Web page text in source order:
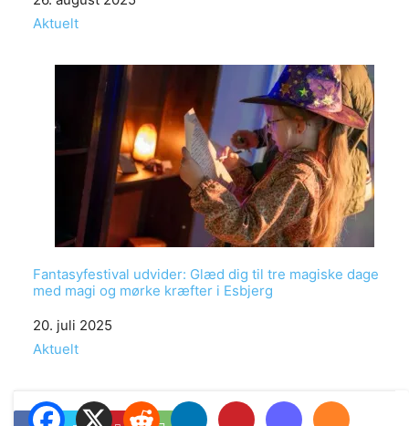
In relation to
Aktuelt
Fantasyfestival udvider: Glæd dig til tre magiske dage
med magi og mørke kræfter i Esbjerg
Date
20. juli 2025
In relation to
Aktuelt